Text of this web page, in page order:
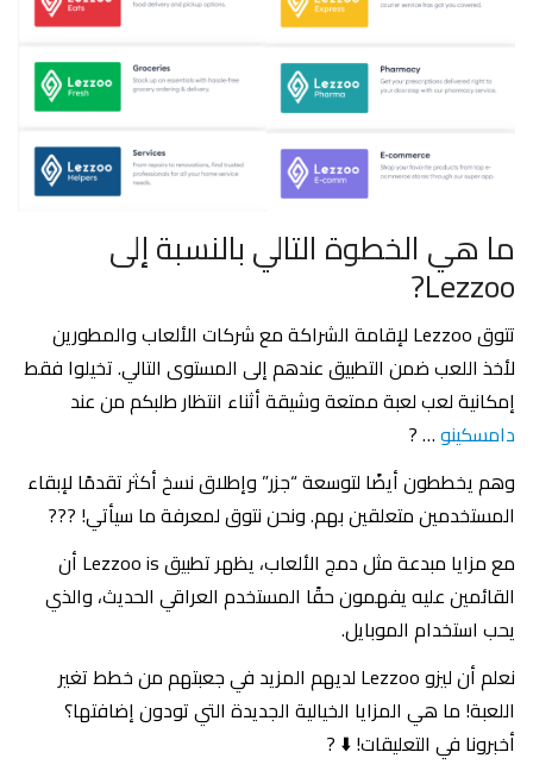
ما هي الخطوة التالي بالنسبة إلى
Lezzoo?
تتوق Lezzoo لإقامة الشراكة مع شركات الألعاب والمطورين
لأخذ اللعب ضمن التطبيق عندهم إلى المستوى التالي. تخيلوا فقط
إمكانية لعب لعبة ممتعة وشيقة أثناء انتظار طلبكم من عند
دامسكينو… ?
وهم يخططون أيضًا لتوسعة “جزر” وإطلاق نسخ أكثر تقدمًا لإبقاء
المستخدمين متعلقين بهم. ونحن نتوق لمعرفة ما سيأتي! ???
مع مزايا مبدعة مثل دمج الألعاب، يظهر تطبيق Lezzoo is أن
القائمين عليه يفهمون حقًا المستخدم العراقي الحديث، والذي
يحب استخدام الموبايل.
نعلم أن ليزو Lezzoo لديهم المزيد في جعبتهم من خطط تغير
اللعبة! ما هي المزايا الخيالية الجديدة التي تودون إضافتها؟
أخبرونا في التعليقات! ⬇️ ?️